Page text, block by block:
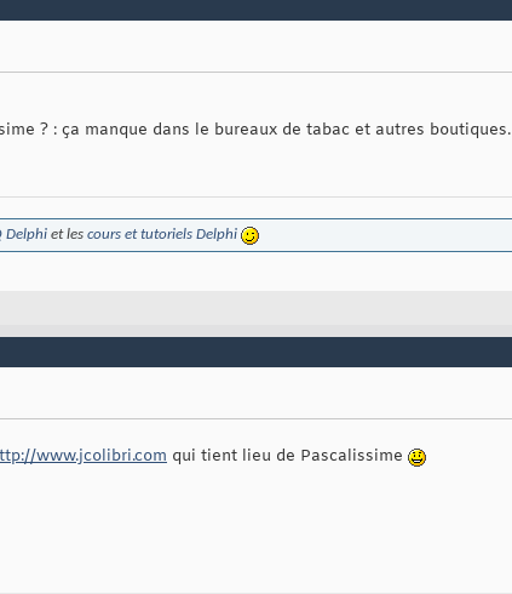
? : ça manque dans le bureaux de tabac et autres boutiques.
Delphi et les cours et tutoriels Delphi
www.jcolibri.com qui tient lieu de Pascalissime